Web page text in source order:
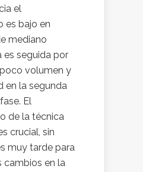
el
es bajo en
mediano
es seguida por
volumen y
en la segunda
El
de la técnica
crucial, sin
muy tarde para
cambios en la